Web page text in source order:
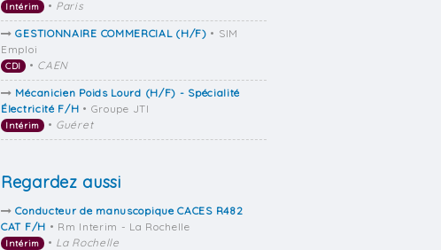
Intérim • Paris
GESTIONNAIRE COMMERCIAL (H/F) • SIM
Emploi
CDI • CAEN
Mécanicien Poids Lourd (H/F) - Spécialité
Électricité F/H • Groupe JTI
Intérim • Guéret
Regardez aussi
Conducteur de manuscopique CACES R482
CAT F/H • Rm Interim - La Rochelle
Intérim • La Rochelle